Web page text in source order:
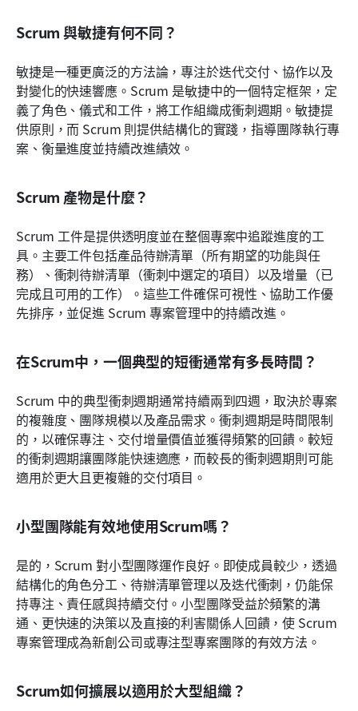
Scrum 與敏捷有何不同？
敏捷是一種更廣泛的方法論，專注於迭代交付、協作以及
對變化的快速響應。Scrum 是敏捷中的一個特定框架，定
義了角色、儀式和工件，將工作組織成衝刺週期。敏捷提
供原則，而 Scrum 則提供結構化的實踐，指導團隊執行專
案、衡量進度並持續改進績效。
Scrum 產物是什麼？
Scrum 工件是提供透明度並在整個專案中追蹤進度的工
具。主要工件包括產品待辦清單（所有期望的功能與任
務）、衝刺待辦清單（衝刺中選定的項目）以及增量（已
完成且可用的工作）。這些工件確保可視性、協助工作優
先排序，並促進 Scrum 專案管理中的持續改進。
在Scrum中，一個典型的短衝通常有多長時間？
Scrum 中的典型衝刺週期通常持續兩到四週，取決於專案
的複雜度、團隊規模以及產品需求。衝刺週期是時間限制
的，以確保專注、交付增量價值並獲得頻繁的回饋。較短
的衝刺週期讓團隊能快速適應，而較長的衝刺週期則可能
適用於更大且更複雜的交付項目。
小型團隊能有效地使用Scrum嗎？
是的，Scrum 對小型團隊運作良好。即使成員較少，透過
結構化的角色分工、待辦清單管理以及迭代衝刺，仍能保
持專注、責任感與持續交付。小型團隊受益於頻繁的溝
通、更快速的決策以及直接的利害關係人回饋，使 Scrum
專案管理成為新創公司或專注型專案團隊的有效方法。
Scrum如何擴展以適用於大型組織？